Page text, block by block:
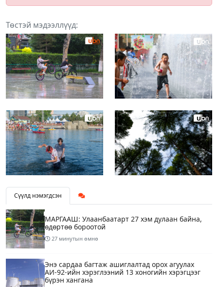
Төстэй мэдээллүүд:
Сүүлд нэмэгдсэн
МАРГААШ: Улаанбаатарт 27 хэм дулаан байна,
өдөртөө бороотой
27 минутын өмнө
Энэ сардаа багтаж ашиглалтад орох агуулах
АИ-92-ийн хэрэглээний 13 хоногийн хэрэгцээг
бүрэн хангана